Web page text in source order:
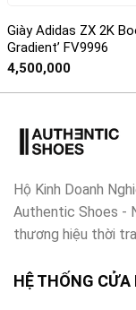
Giày Adidas ZX 2K
Gradient’ FV9996
4,500,000
Hộ Kinh Doanh
Authentic Shoes -
thương hiệu thời
HỆ THỐNG CỬA